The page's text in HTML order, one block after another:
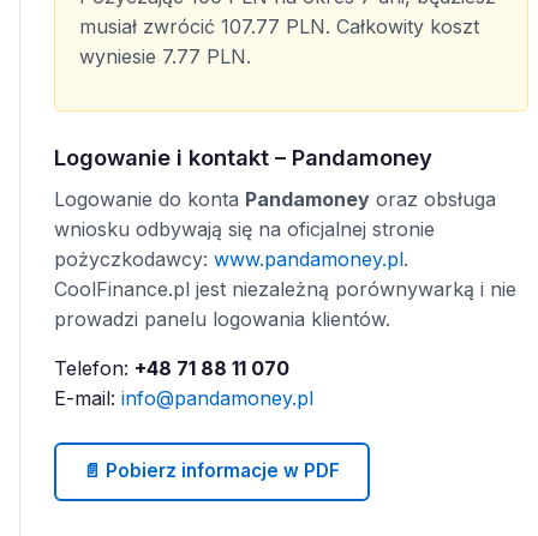
musiał zwrócić 107.77 PLN. Całkowity koszt
wyniesie 7.77 PLN.
Logowanie i kontakt – Pandamoney
Logowanie do konta Pandamoney oraz obsługa
wniosku odbywają się na oficjalnej stronie
pożyczkodawcy: www.pandamoney.pl.
CoolFinance.pl jest niezależną porównywarką i nie
prowadzi panelu logowania klientów.
Telefon: +48 71 88 11 070
E-mail: info@pandamoney.pl
📄 Pobierz informacje w PDF